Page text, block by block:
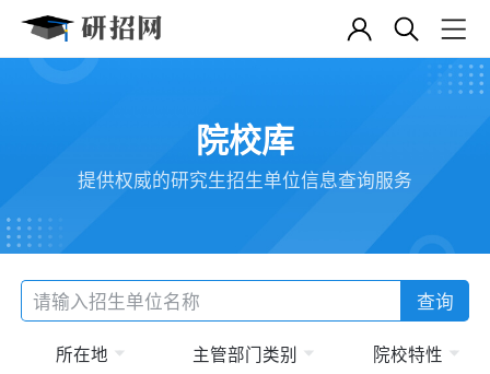
院校库
提供权威的研究生招生单位信息查询服务
查询
所在地 主管部门类别 院校特性